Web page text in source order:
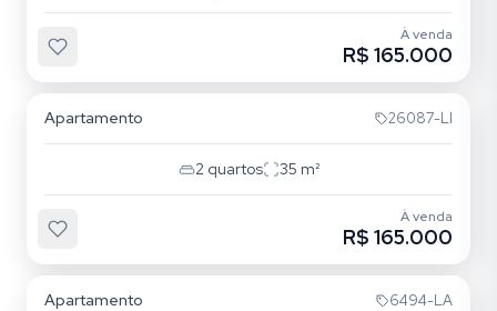
À venda
R$ 165.000
Apartamento 26087-LI
2 quartos 35 m²
À venda
R$ 165.000
Apartamento 6494-LA